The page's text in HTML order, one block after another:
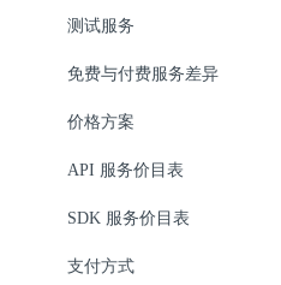
测试服务
免费与付费服务差异
价格方案
API 服务价目表
SDK 服务价目表
支付方式